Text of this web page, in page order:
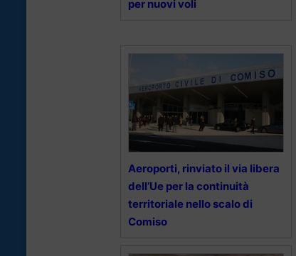
per nuovi voli
Aeroporti, rinviato il via libera
dell’Ue per la continuità
territoriale nello scalo di
Comiso